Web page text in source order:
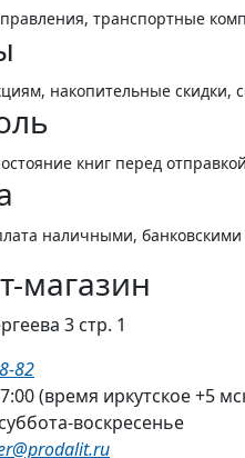
транспортные
накопительные скидки,
книг перед отправкой
наличными,
магазин
3 стр. 1
82
(время иркутское +5
воскресенье